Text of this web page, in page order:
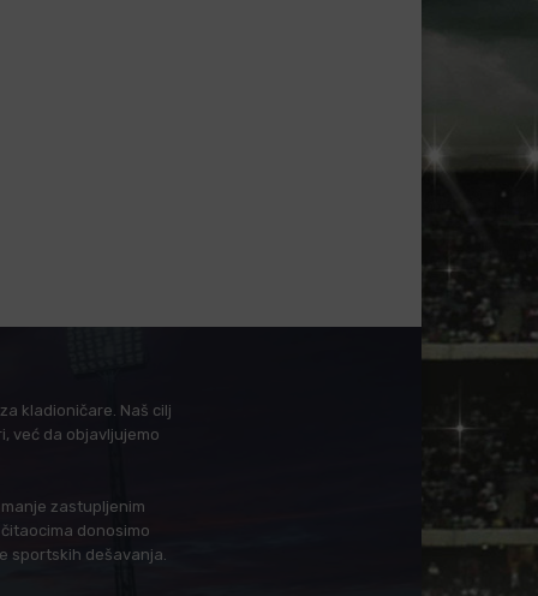
kladioničare. Naš cilj
već da objavljujemo
zastupljenim
donosimo
sportskih dešavanja.